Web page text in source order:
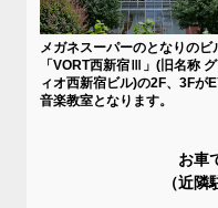
メガネスーパーのとなりのビ
「VORT西新宿Ⅲ」(旧名称
ィオ西新宿ビル)の2F、3Fが
音楽教室となります。
お車
（近隣